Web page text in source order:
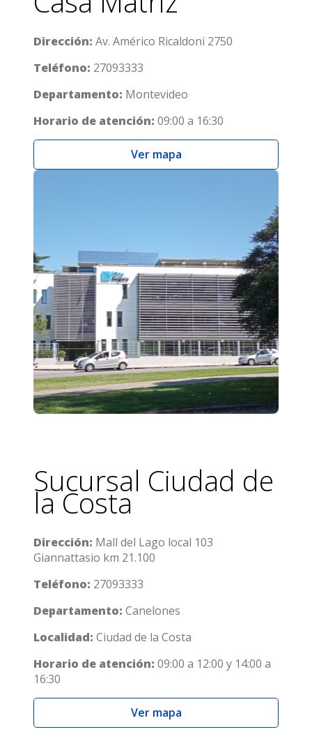
Dirección: Av. Américo Ricaldoni 2750
Teléfono: 27093333
Departamento: Montevideo
Horario de atención: 09:00 a 16:30
Ver mapa
Sucursal Ciudad de
la Costa
Dirección: Mall del Lago local 103
Giannattasio km 21.100
Teléfono: 27093333
Departamento: Canelones
Localidad: Ciudad de la Costa
Horario de atención: 09:00 a 12:00 y 14:00 a
16:30
Ver mapa